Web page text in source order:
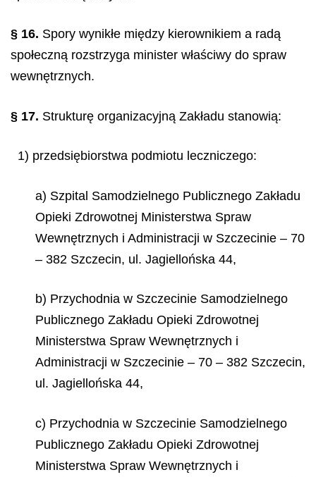
§ 16. Spory wynikłe między kierownikiem a radą
społeczną rozstrzyga minister właściwy do spraw
wewnętrznych.
§ 17. Strukturę organizacyjną Zakładu stanowią:
1) przedsiębiorstwa podmiotu leczniczego:
a) Szpital Samodzielnego Publicznego Zakładu
Opieki Zdrowotnej Ministerstwa Spraw
Wewnętrznych i Administracji w Szczecinie – 70
– 382 Szczecin, ul. Jagiellońska 44,
b) Przychodnia w Szczecinie Samodzielnego
Publicznego Zakładu Opieki Zdrowotnej
Ministerstwa Spraw Wewnętrznych i
Administracji w Szczecinie – 70 – 382 Szczecin,
ul. Jagiellońska 44,
c) Przychodnia w Szczecinie Samodzielnego
Publicznego Zakładu Opieki Zdrowotnej
Ministerstwa Spraw Wewnętrznych i